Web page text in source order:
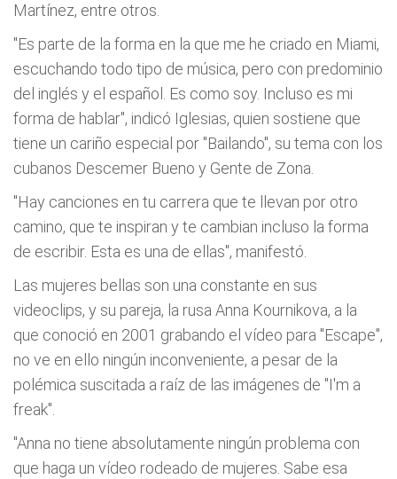
Martínez, entre otros.
"Es parte de la forma en la que me he criado en Miami,
escuchando todo tipo de música, pero con predominio
del inglés y el español. Es como soy. Incluso es mi
forma de hablar", indicó Iglesias, quien sostiene que
tiene un cariño especial por "Bailando", su tema con los
cubanos Descemer Bueno y Gente de Zona.
"Hay canciones en tu carrera que te llevan por otro
camino, que te inspiran y te cambian incluso la forma
de escribir. Esta es una de ellas", manifestó.
Las mujeres bellas son una constante en sus
videoclips, y su pareja, la rusa Anna Kournikova, a la
que conoció en 2001 grabando el vídeo para "Escape",
no ve en ello ningún inconveniente, a pesar de la
polémica suscitada a raíz de las imágenes de "I'm a
freak".
"Anna no tiene absolutamente ningún problema con
que haga un vídeo rodeado de mujeres. Sabe esa